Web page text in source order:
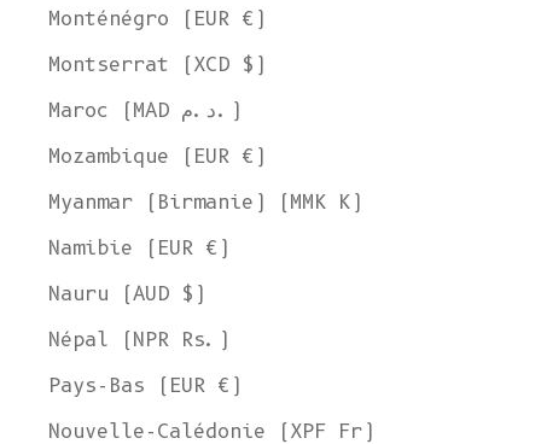
Monténégro (EUR €)
Montserrat (XCD $)
Maroc (MAD د.م.)
Mozambique (EUR €)
Myanmar (Birmanie) (MMK K)
Namibie (EUR €)
Nauru (AUD $)
Népal (NPR Rs.)
Pays-Bas (EUR €)
Nouvelle-Calédonie (XPF Fr)